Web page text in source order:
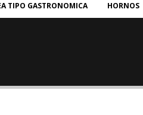
TIPO GASTRONOMICA HORNOS